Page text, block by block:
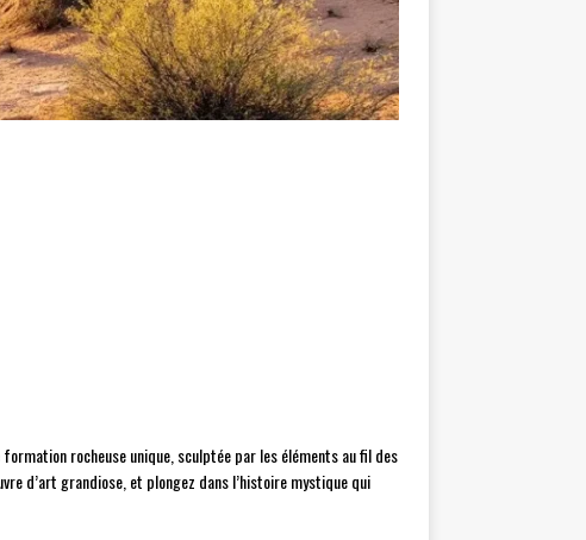
formation rocheuse unique, sculptée par les éléments au fil des
d’art grandiose, et plongez dans l’histoire mystique qui